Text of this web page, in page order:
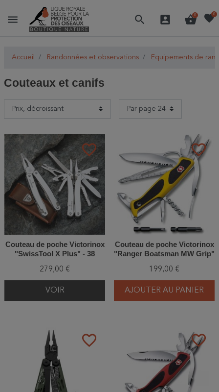
menu search account_box shopping_basket
0 favorite0
Accueil Randonnées et observations Equipements de
Couteaux et canifs
favorite_border
Couteau de poche Victorinox
"SwissTool X Plus" - 38
279,00 €
VOIR
favorite_border
Couteau de poche Victorinox
"Ranger Boatsman MW Grip"
199,00 €
AJOUTER AU PANIER
favorite_border favorite_border